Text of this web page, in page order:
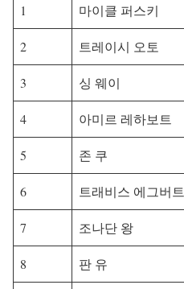
1 마이클 퍼스키
2 트레이시 오토
3 싱 웨이
4 아미르 레하보트
5 존 쿠
6 트래비스 에그버트
7 조나단 왕
8 판 유